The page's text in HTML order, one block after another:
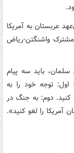
عربستان به آمریکا
مشترک واشنگتن-ریاض
باید سه پیام
توجه خود را به
کنید. دوم: به جنگ در
را لغو کنید».